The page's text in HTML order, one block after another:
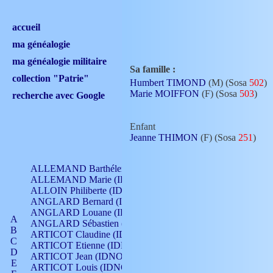
accueil
ma généalogie
ma généalogie militaire
collection "Patrie"
recherche avec Google
A
B
C
D
E
ALLEMAND Barthélemy (IDNO 330)
ALLEMAND Marie (IDNO 165)
ALLOIN Philiberte (IDNO 449)
ANGLARD Bernard (IDNO 4)
ANGLARD Louane (IDNO 4)
ANGLARD Sébastien (IDNO 4)
ARTICOT Claudine (IDNO 105)
ARTICOT Etienne (IDNO 420)
ARTICOT Jean (IDNO 210)
ARTICOT Louis (IDNO 420)
Sa famille :
Humbert TIMOND (M) (Sosa 502)
Marie MOIFFON (F) (Sosa 503)
Enfant
Jeanne THIMON (F) (Sosa 251)